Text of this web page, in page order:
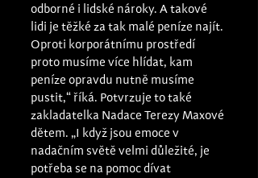
odborné i lidské nároky. A takové
lidi je těžké za tak malé peníze najít.
Oproti korporátnímu prostředí
proto musíme více hlídat, kam
peníze opravdu nutně musíme
pustit,“ říká. Potvrzuje to také
zakladatelka Nadace Terezy Maxové
dětem. „I když jsou emoce v
nadačním světě velmi důležité, je
potřeba se na pomoc dívat